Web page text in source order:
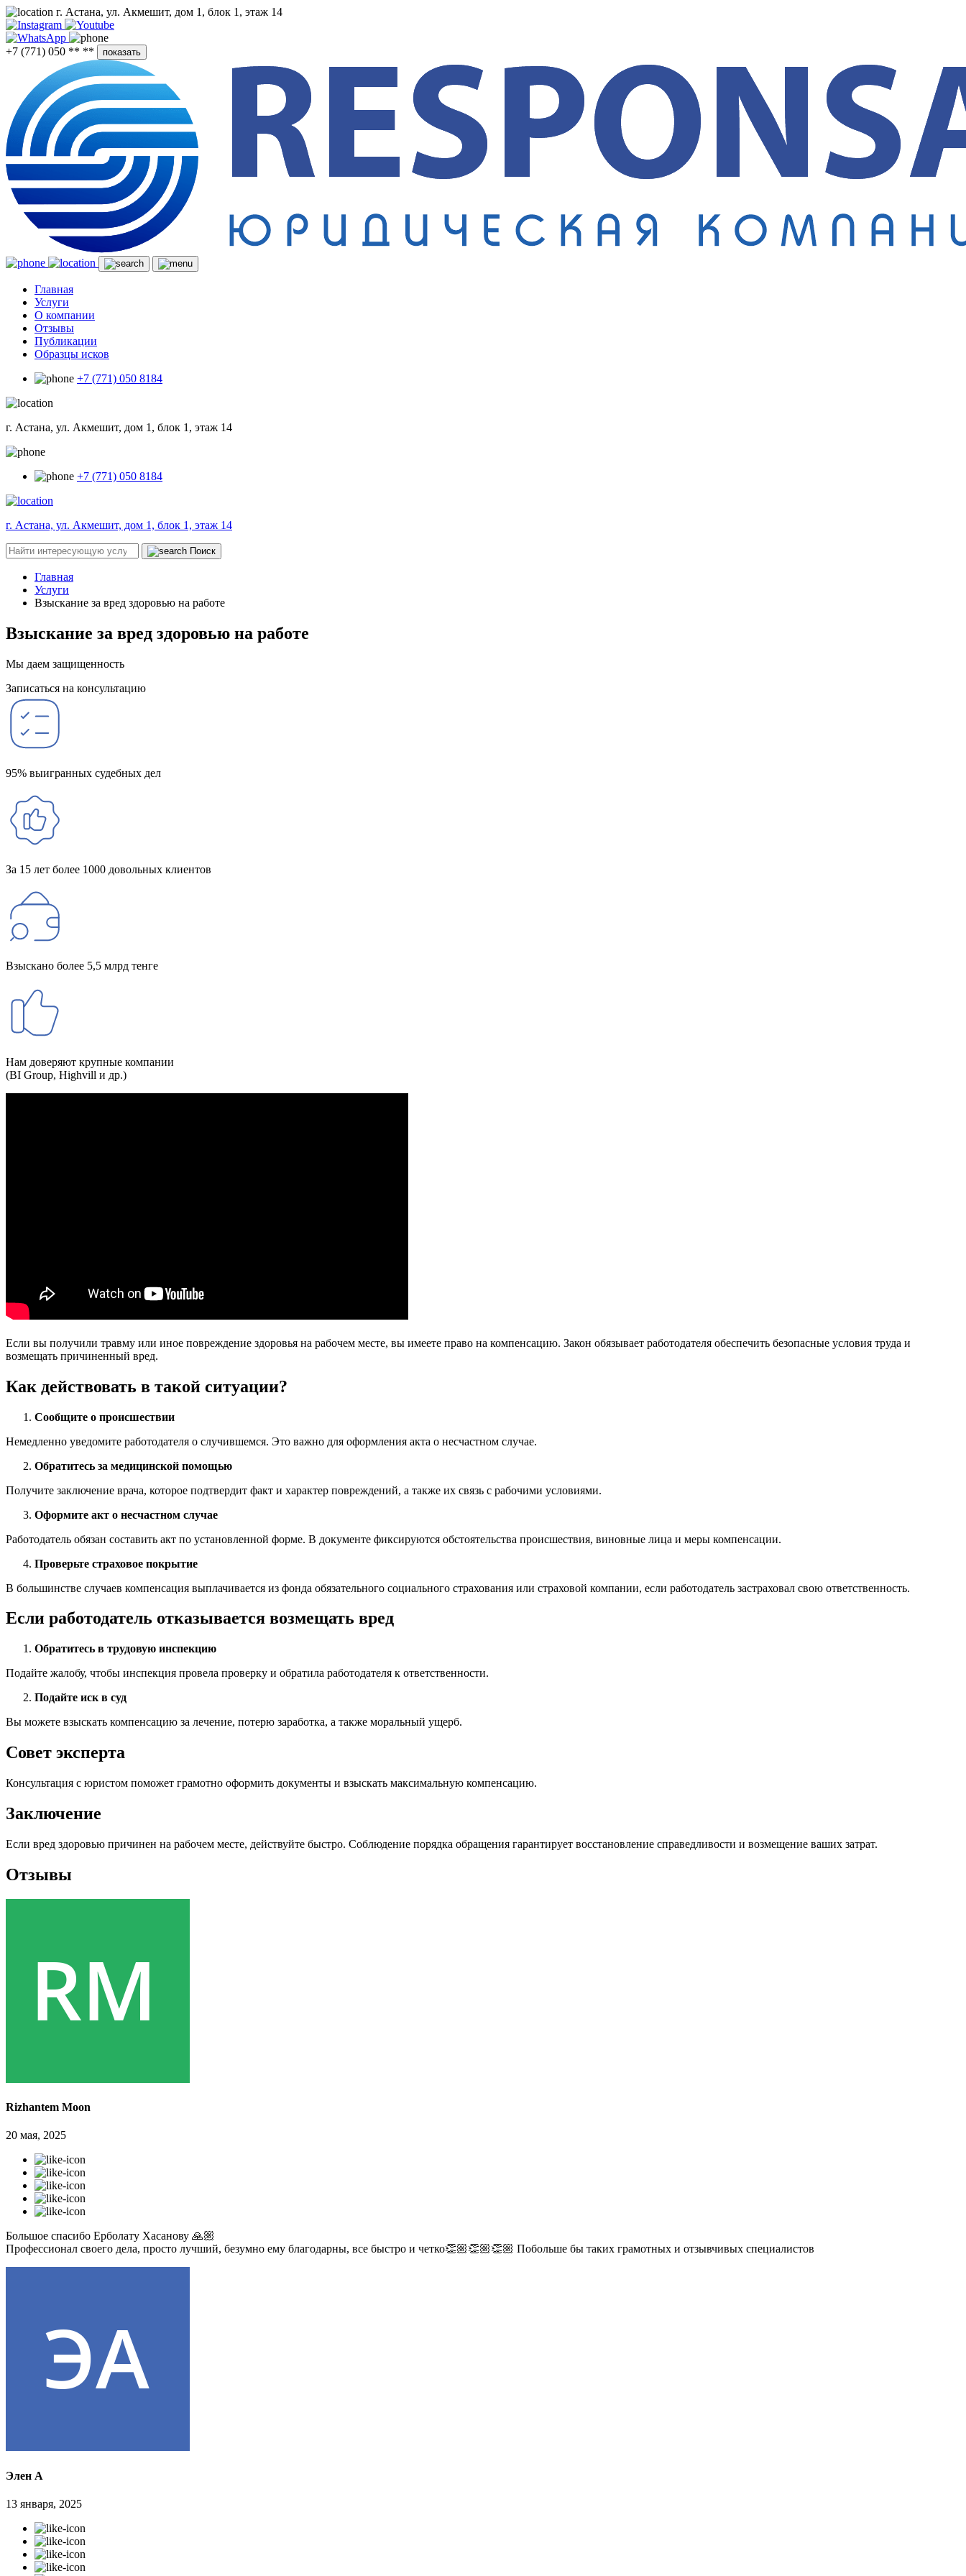
г. Астана, ул. Акмешит, дом 1, блок 1, этаж 14
+7 (771) 050 ** ** показать
Главная
Услуги
О компании
Отзывы
Публикации
Образцы исков
+7 (771) 050 8184
г. Астана, ул. Акмешит, дом 1, блок 1, этаж 14
+7 (771) 050 8184
г. Астана, ул. Акмешит, дом 1, блок 1, этаж 14
Поиск
Главная
Услуги
Взыскание за вред здоровью на работе
Взыскание за вред здоровью на работе
Мы даем защищенность
Записаться на консультацию
95% выигранных судебных дел
За 15 лет более 1000 довольных клиентов
Взыскано более 5,5 млрд тенге
Нам доверяют крупные компании
(BI Group, Highvill и др.)
Если вы получили травму или иное повреждение здоровья на рабочем месте, вы имеете право на компенсацию. Закон обязывает работодателя обеспечить безопасные условия труда и
возмещать причиненный вред.
Как действовать в такой ситуации?
Сообщите о происшествии
Немедленно уведомите работодателя о случившемся. Это важно для оформления акта о несчастном случае.
Обратитесь за медицинской помощью
Получите заключение врача, которое подтвердит факт и характер повреждений, а также их связь с рабочими условиями.
Оформите акт о несчастном случае
Работодатель обязан составить акт по установленной форме. В документе фиксируются обстоятельства происшествия, виновные лица и меры компенсации.
Проверьте страховое покрытие
В большинстве случаев компенсация выплачивается из фонда обязательного социального страхования или страховой компании, если работодатель застраховал свою ответственность.
Если работодатель отказывается возмещать вред
Обратитесь в трудовую инспекцию
Подайте жалобу, чтобы инспекция провела проверку и обратила работодателя к ответственности.
Подайте иск в суд
Вы можете взыскать компенсацию за лечение, потерю заработка, а также моральный ущерб.
Совет эксперта
Консультация с юристом поможет грамотно оформить документы и взыскать максимальную компенсацию.
Заключение
Если вред здоровью причинен на рабочем месте, действуйте быстро. Соблюдение порядка обращения гарантирует восстановление справедливости и возмещение ваших затрат.
Отзывы
Rizhantem Moon
20 мая, 2025
Большое спасибо Ерболату Хасанову 🙏🏼
Профессионал своего дела, просто лучший, безумно ему благодарны, все быстро и четко👏🏼👏🏼👏🏼 Побольше бы таких грамотных и отзывчивых специалистов
Элен А
13 января, 2025